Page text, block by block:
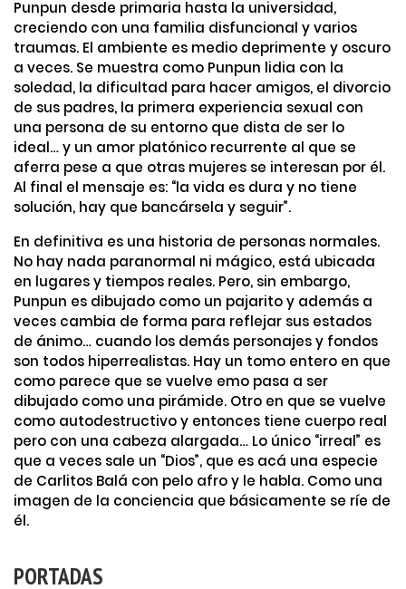
Punpun desde primaria hasta la universidad,
creciendo con una familia disfuncional y varios
traumas. El ambiente es medio deprimente y oscuro
a veces. Se muestra como Punpun lidia con la
soledad, la dificultad para hacer amigos, el divorcio
de sus padres, la primera experiencia sexual con
una persona de su entorno que dista de ser lo
ideal… y un amor platónico recurrente al que se
aferra pese a que otras mujeres se interesan por él.
Al final el mensaje es: “la vida es dura y no tiene
solución, hay que bancársela y seguir”.
En definitiva es una historia de personas normales.
No hay nada paranormal ni mágico, está ubicada
en lugares y tiempos reales. Pero, sin embargo,
Punpun es dibujado como un pajarito y además a
veces cambia de forma para reflejar sus estados
de ánimo… cuando los demás personajes y fondos
son todos hiperrealistas. Hay un tomo entero en que
como parece que se vuelve emo pasa a ser
dibujado como una pirámide. Otro en que se vuelve
como autodestructivo y entonces tiene cuerpo real
pero con una cabeza alargada… Lo único “irreal” es
que a veces sale un “Dios”, que es acá una especie
de Carlitos Balá con pelo afro y le habla. Como una
imagen de la conciencia que básicamente se ríe de
él.
PORTADAS